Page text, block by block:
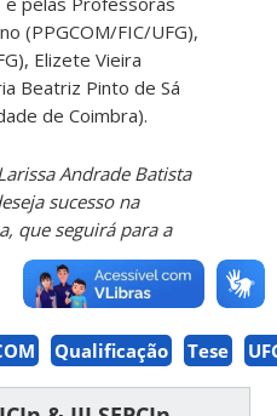
(PPGCOM/FIC/UFG),
Elizete Vieira
Beatriz Pinto de Sá
de Coimbra).
Andrade Batista
sucesso na
que seguirá para a
Qualificação Tese